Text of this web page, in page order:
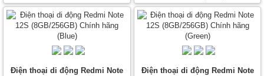
Điện thoại di động Redmi Note
Điện thoại di động Redmi Note